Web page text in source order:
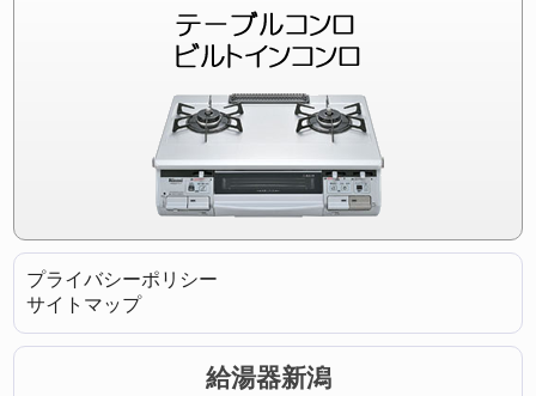
プライバシーポリシー
サイトマップ
給湯器新潟